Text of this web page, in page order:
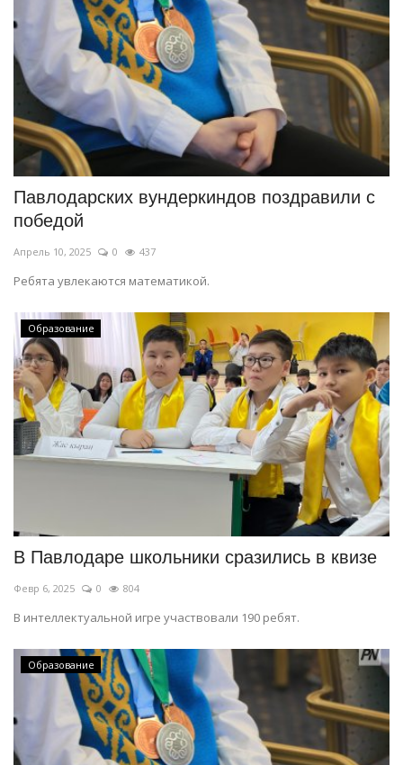
Павлодарских вундеркиндов поздравили с
победой
Апрель 10, 2025 0 437
Ребята увлекаются математикой.
Образование
В Павлодаре школьники сразились в квизе
Февр 6, 2025 0 804
В интеллектуальной игре участвовали 190 ребят.
Образование